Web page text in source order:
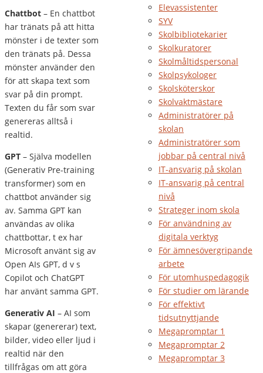
Chattbot – En chattbot
har tränats på att hitta
mönster i de texter som
den tränats på. Dessa
mönster använder den
för att skapa text som
svar på din prompt.
Texten du får som svar
genereras alltså i
realtid.
GPT – Själva modellen
(Generativ Pre-training
transformer) som en
chattbot använder sig
av. Samma GPT kan
användas av olika
chattbottar, t ex har
Microsoft använt sig av
Open AIs GPT, d v s
Copilot och ChatGPT
har använt samma GPT.
Generativ AI – AI som
skapar (genererar) text,
bilder, video eller ljud i
realtid när den
tillfrågas om att göra
Elevassistenter
SYV
Skolbibliotekarier
Skolkuratorer
Skolmåltidspersonal
Skolpsykologer
Skolsköterskor
Skolvaktmästare
Administratörer på
skolan
Administratörer som
jobbar på central nivå
IT-ansvarig på skolan
IT-ansvarig på central
nivå
Strateger inom skola
För användning av
digitala verktyg
För ämnesövergripande
arbete
För utomhuspedagogik
För studier om lärande
För effektivt
tidsutnyttjande
Megapromptar 1
Megapromptar 2
Megapromptar 3